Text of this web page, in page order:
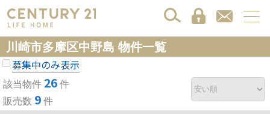
川崎市多摩区中野島 物件一覧
募集中のみ表示
該当物件 26 件
販売数 9 件